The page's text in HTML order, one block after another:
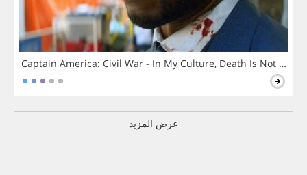
Captain America: Civil War - In My Culture, Death Is Not The
عرض المزيد